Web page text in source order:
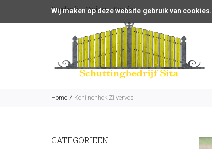
Wij maken op deze website gebruik van cookies.
Facebook Twitter Google+
Home Konijnenhok Zilvervos
CATEGORIEËN